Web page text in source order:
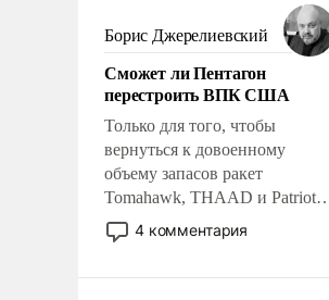
и ее реализация радикально
поднимет наши боевые
возможности.
Борис Джерелиевский
Сможет ли Пентагон
перестроить ВПК США
Только для того, чтобы
вернуться к довоенному
объему запасов ракет
Tomahawk, THAAD и Patriot
США потребуется более трех
лет. Даже небольшая война с
4 комментария